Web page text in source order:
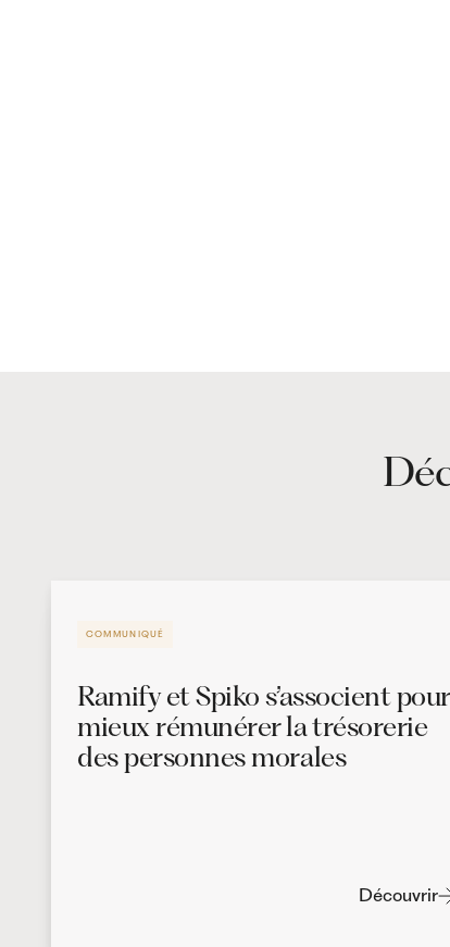
COMMUNIQUÉ
Ramify et Spiko s’associent pour
mieux rémunérer la trésorerie
des personnes morales
Découvrir